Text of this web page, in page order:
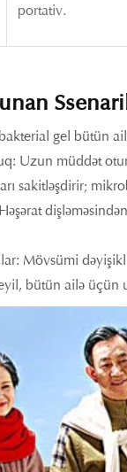
portativ.
gel bütün
Uzun müddət
sakitləşdirir;
Mövsümi
bütün ailə üçün